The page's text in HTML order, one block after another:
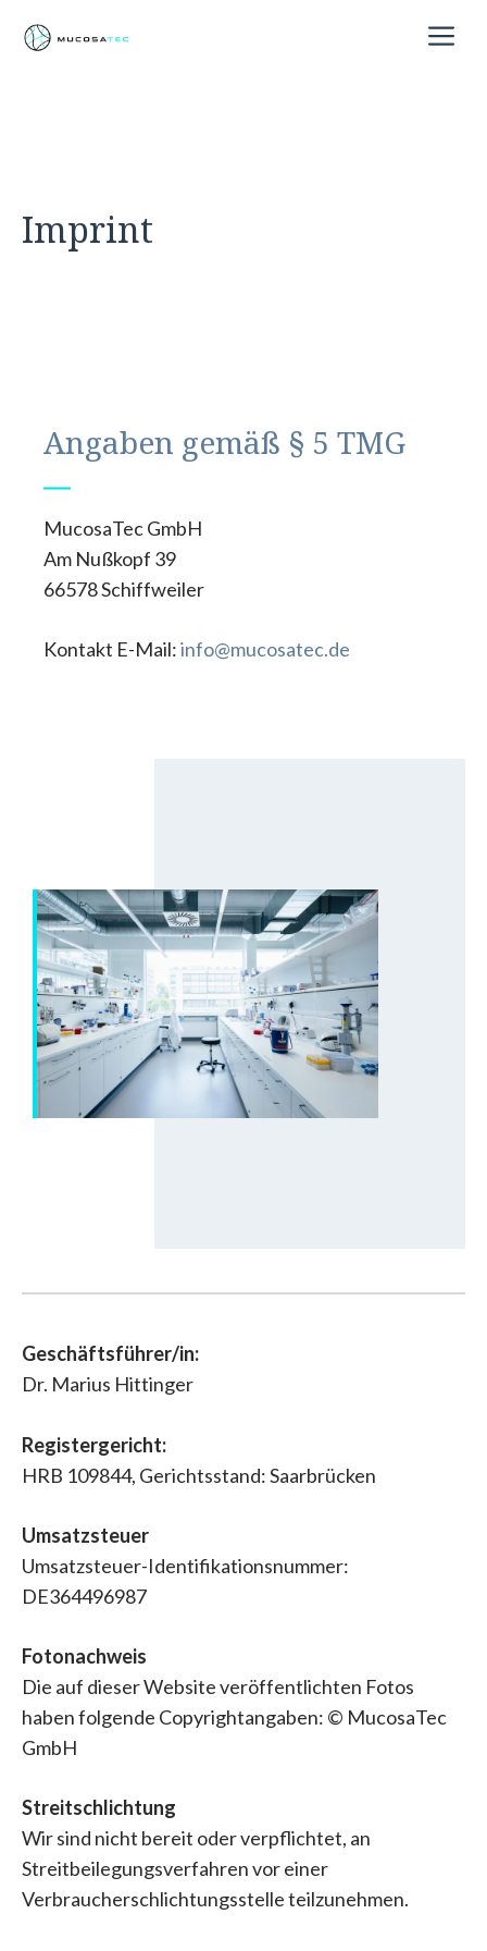
Imprint
Angaben gemäß § 5 TMG
MucosaTec GmbH
Am Nußkopf 39
66578 Schiffweiler
Kontakt E-Mail:info@mucosatec.de
Geschäftsführer/in:
Dr. Marius Hittinger
Registergericht:
HRB 109844, Gerichtsstand: Saarbrücken
Umsatzsteuer
Umsatzsteuer-Identifikationsnummer:
DE364496987
Fotonachweis
Die auf dieser Website veröffentlichten Fotos
haben folgende Copyrightangaben: © MucosaTec
GmbH
Streitschlichtung
Wir sind nicht bereit oder verpflichtet, an
Streitbeilegungsverfahren vor einer
Verbraucherschlichtungsstelle teilzunehmen.